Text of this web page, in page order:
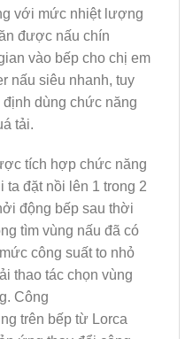
với mức nhiệt lượng
được nấu chín
vào bếp cho chị em
nấu siêu nhanh, tuy
dùng chức năng
tải.
tích hợp chức năng
ta đặt nồi lên 1 trong 2
động bếp sau thời
tìm vùng nấu đã có
công suất to nhỏ
thao tác chọn vùng
Công
trên bếp từ Lorca